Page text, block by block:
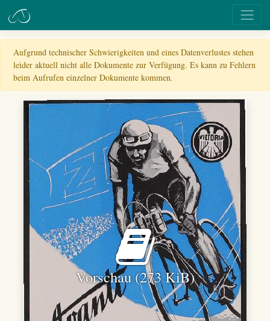
Aufgrund technischer Schwierigkeiten und eines Datenverlustes stehen
leider aktuell nicht alle Dokumente zur Verfügung. Es kann zu Fehlern
beim Aufrufen einzelner Dokumente kommen.
Vorschau (273 KiB)